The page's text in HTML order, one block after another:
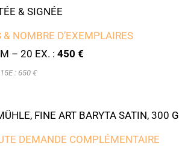
& SIGNÉE
& NOMBRE D’EXEMPLAIRES
– 20 EX. :450 €
: 650 €
FINE ART BARYTA SATIN, 300 G
DEMANDE COMPLÉMENTAIRE